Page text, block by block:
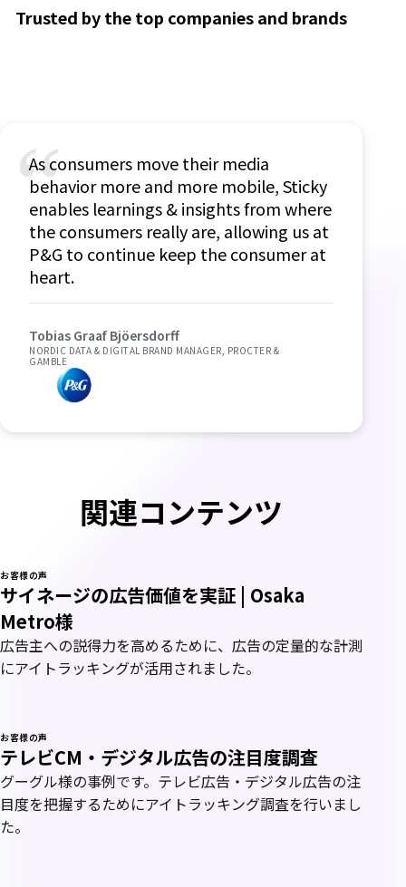
Trusted by the top companies and brands
“
As consumers move their media
behavior more and more mobile, Sticky
enables learnings & insights from where
the consumers really are, allowing us at
P&G to continue keep the consumer at
heart.
Tobias Graaf Bjöersdorff
NORDIC DATA & DIGITAL BRAND MANAGER, PROCTER &
GAMBLE
関連コンテンツ
お客様の声
サイネージの広告価値を実証 | Osaka
Metro様
広告主への説得力を高めるために、広告の定量的な計測
にアイトラッキングが活用されました。
お客様の声
テレビCM・デジタル広告の注目度調査
グーグル様の事例です。テレビ広告・デジタル広告の注
目度を把握するためにアイトラッキング調査を行いまし
た。